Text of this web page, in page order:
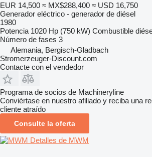
EUR 14,500 ≈ MX$288,400 ≈ USD 16,750
Generador eléctrico - generador de diésel
1980
Potencia 1020 Hp (750 kW) Combustible
Número de fases 3
Alemania, Bergisch-Gladbach
Stromerzeuger-Discount.com
Contacte con el vendedor
Programa de socios de Machineryline
Conviértase en nuestro afiliado y reciba una
cliente atraído
Consulte la oferta
Detalles de MWM